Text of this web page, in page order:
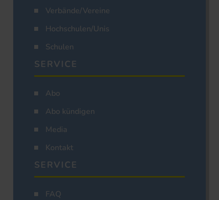
Verbände/Vereine
Hochschulen/Unis
Schulen
SERVICE
Abo
Abo kündigen
Media
Kontakt
SERVICE
FAQ